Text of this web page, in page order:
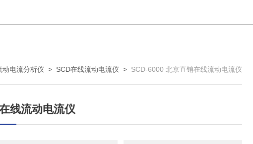
动电流分析仪 > SCD在线流动电流仪 > SCD-6000 北京直销在线流动电流仪
线流动电流仪